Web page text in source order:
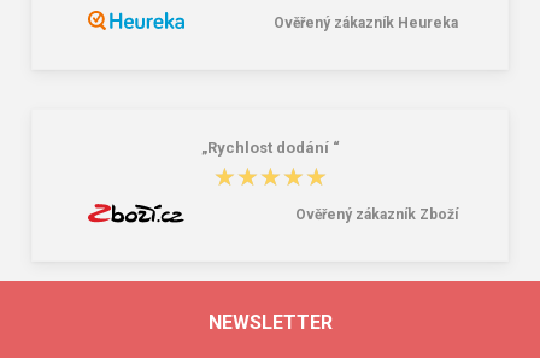
Ověřený zákazník Heureka
„Rychlost dodání “
★★★★★
★★★★★
Ověřený zákazník Zboží
NEWSLETTER